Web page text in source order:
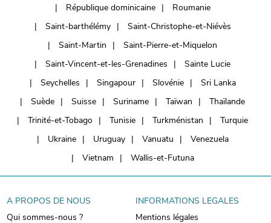
République dominicaine
Roumanie
Saint-barthélémy
Saint-Christophe-et-Niévès
Saint-Martin
Saint-Pierre-et-Miquelon
Saint-Vincent-et-les-Grenadines
Sainte Lucie
Seychelles
Singapour Slovénie
Sri Lanka
Suède
Suisse Suriname Taïwan
Thaïlande
Trinité-et-Tobago
Tunisie Turkménistan
Turquie
Ukraine
Uruguay Vanuatu
Venezuela
Vietnam
Wallis-et-Futuna
A PROPOS DE NOUS
Qui sommes-nous ?
INFORMATIONS LEGALES
Mentions légales